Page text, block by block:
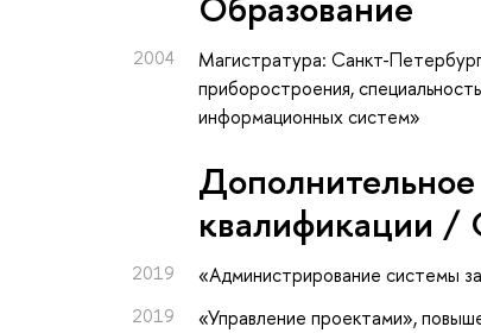
2004
Магистратура: Санкт-
приборостроения,
информационных систем»
квалификации /
2019 «Администрирование системы
2019 «Управление проектами»,